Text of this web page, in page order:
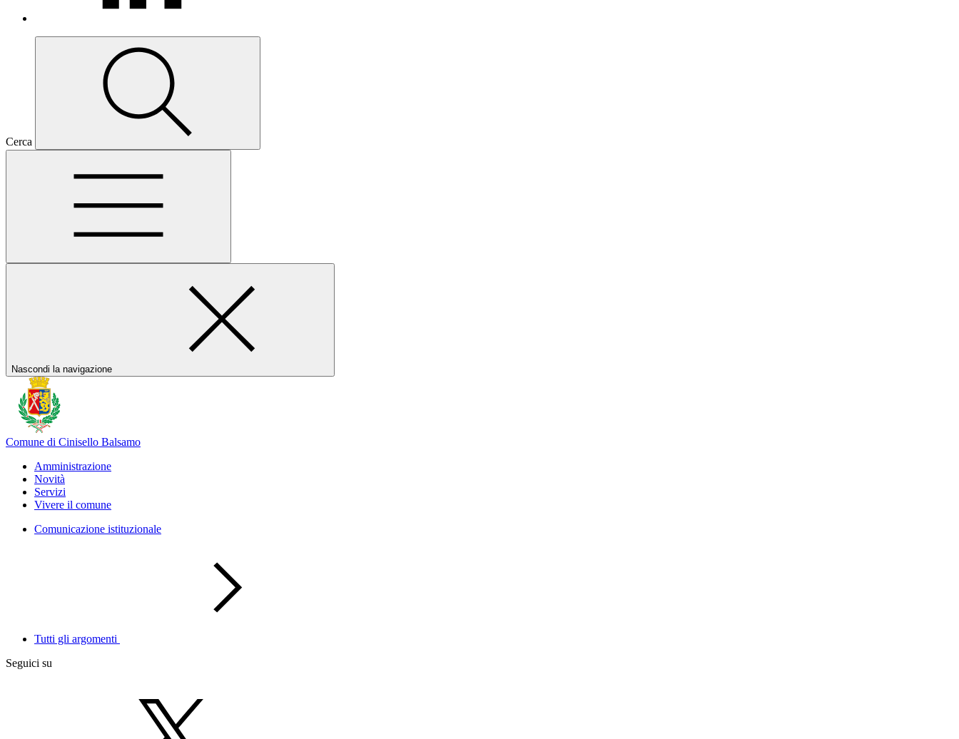
Cerca
Nascondi la navigazione
Comune di Cinisello Balsamo
Amministrazione
Novità
Servizi
Vivere il comune
Comunicazione istituzionale
Tutti gli argomenti
Seguici su